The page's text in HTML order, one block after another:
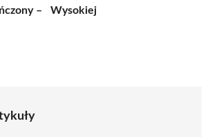
–
Wysokiej